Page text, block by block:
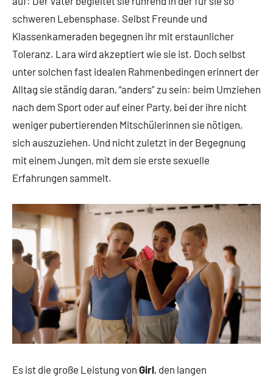
schweren Lebensphase. Selbst Freunde und
Klassenkameraden begegnen ihr mit erstaunlicher
Toleranz. Lara wird akzeptiert wie sie ist. Doch selbst
unter solchen fast idealen Rahmenbedingen erinnert der
Alltag sie ständig daran, “anders” zu sein: beim Umziehen
nach dem Sport oder auf einer Party, bei der ihre nicht
weniger pubertierenden Mitschülerinnen sie nötigen,
sich auszuziehen. Und nicht zuletzt in der Begegnung
mit einem Jungen, mit dem sie erste sexuelle
Erfahrungen sammelt.
Es ist die große Leistung von Girl, den langen